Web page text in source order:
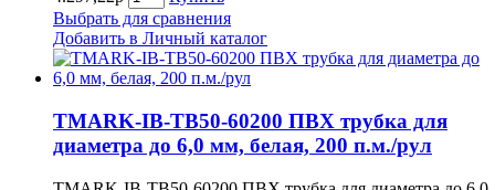
Выбрать для сравнения
Добавить в Личный каталог
TMARK-IB-TB50-60200 ПВХ трубка для
диаметра до 6,0 мм, белая, 200 п.м./рул